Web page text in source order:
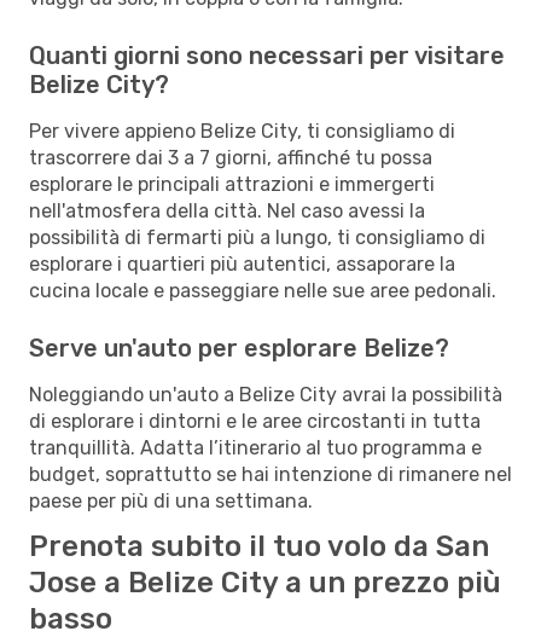
Quanti giorni sono necessari per visitare
Belize City?
Per vivere appieno Belize City, ti consigliamo di
trascorrere dai 3 a 7 giorni, affinché tu possa
esplorare le principali attrazioni e immergerti
nell'atmosfera della città. Nel caso avessi la
possibilità di fermarti più a lungo, ti consigliamo di
esplorare i quartieri più autentici, assaporare la
cucina locale e passeggiare nelle sue aree pedonali.
Serve un'auto per esplorare Belize?
Noleggiando un'auto a Belize City avrai la possibilità
di esplorare i dintorni e le aree circostanti in tutta
tranquillità. Adatta l’itinerario al tuo programma e
budget, soprattutto se hai intenzione di rimanere nel
paese per più di una settimana.
Prenota subito il tuo volo da San
Jose a Belize City a un prezzo più
basso